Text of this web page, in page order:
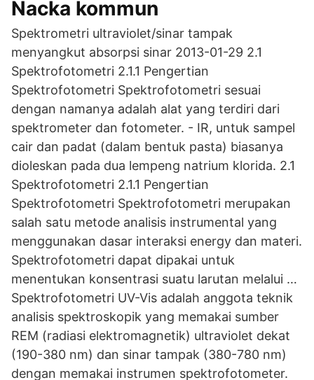
Nacka kommun
Spektrometri ultraviolet/sinar tampak
menyangkut absorpsi sinar 2013-01-29 2.1
Spektrofotometri 2.1.1 Pengertian
Spektrofotometri Spektrofotometri sesuai
dengan namanya adalah alat yang terdiri dari
spektrometer dan fotometer. - IR, untuk sampel
cair dan padat (dalam bentuk pasta) biasanya
dioleskan pada dua lempeng natrium klorida. 2.1
Spektrofotometri 2.1.1 Pengertian
Spektrofotometri Spektrofotometri merupakan
salah satu metode analisis instrumental yang
menggunakan dasar interaksi energy dan materi.
Spektrofotometri dapat dipakai untuk
menentukan konsentrasi suatu larutan melalui …
Spektrofotometri UV-Vis adalah anggota teknik
analisis spektroskopik yang memakai sumber
REM (radiasi elektromagnetik) ultraviolet dekat
(190-380 nm) dan sinar tampak (380-780 nm)
dengan memakai instrumen spektrofotometer.